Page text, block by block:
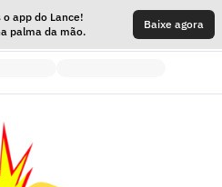
o app do Lance!
palma da mão.
Baixe agora